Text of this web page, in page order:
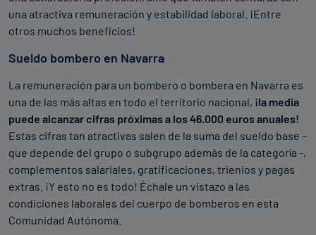
Serie de saltos ininterrumpidos a 28 cm del suelo
número de repeticiones realizadas.
Prueba de equilibrio
Mantener la posición estática realizando
desplazamientos sobre una barra de equilibrio situada a
2 metros del suelo; la puntuación varía en función del
tiempo que se tarde en recorrer 2,5 metros.
Prueba de fuerza relativa o trepa de cuerda
una atractiva remuneración y estabilidad laboral. ¡Entre
otros muchos beneficios!
Sueldo bombero en Navarra
La remuneración para un bombero o bombera en Navarra es
una de las más altas en todo el territorio nacional, ¡la media
puede alcanzar cifras próximas a los 46.000 euros anuales!
Estas cifras tan atractivas salen de la suma del sueldo base –
que depende del grupo o subgrupo además de la categoría -,
complementos salariales, gratificaciones, trienios y pagas
extras. ¡Y esto no es todo! Échale un vistazo a las
condiciones laborales del cuerpo de bomberos en esta
Comunidad Autónoma.